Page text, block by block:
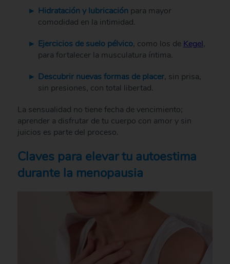
Hidratación y lubricaciónpara mayor
comodidad en la intimidad.
Ejercicios de suelo pélvico, como los de Kegel,
para fortalecer la musculatura íntima.
Descubrir nuevas formas de placer, sin prisa,
sin presiones, con total libertad.
La sensualidad no tiene fecha de vencimiento;
aprender a disfrutar de tu cuerpo con amor y sin
juicios es parte del proceso.
Claves para elevar tu autoestima
durante la menopausia